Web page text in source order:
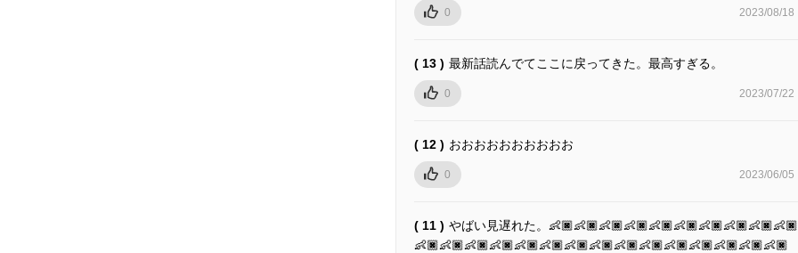
0 2023/08/18
( 13 ) 最新話読んでてここに戻ってきた。最高すぎる。
0 2023/07/22
( 12 ) おおおおおおおおおお
0 2023/06/05
( 11 ) やばい見遅れた。
👶🏿👶🏿👶🏿👶🏿👶🏿👶🏿👶🏿👶🏿👶🏿👶🏿👶🏿👶🏿👶🏿👶🏿👶🏿